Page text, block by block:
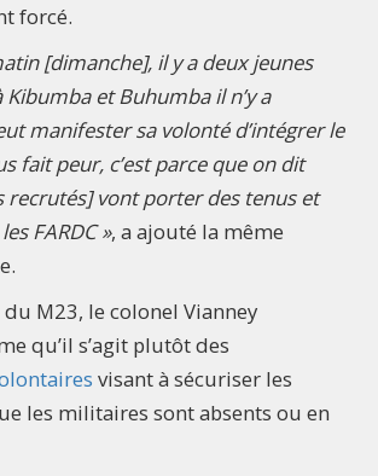
forcé.
[dimanche], il y a deux jeunes
et Buhumba il n’y a
manifester sa volonté d’intégrer le
fait peur, c’est parce que on dit
recrutés] vont porter des tenus et
FARDC », a ajouté la même
M23, le colonel Vianney
qu’il s’agit plutôt des
visant à sécuriser les
les militaires sont absents ou en